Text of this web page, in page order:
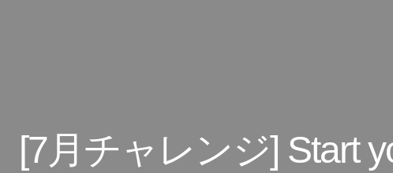
[7月チャレンジ] Start